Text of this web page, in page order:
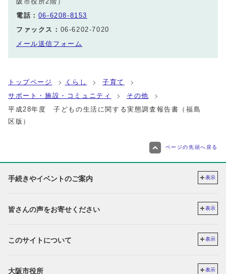
電話： 06-6208-8153
ファックス： 06-6202-7020
メール送信フォーム
トップページ くらし
子育て
サポート・施設・コミュニティ
その他
平成28年度 子どもの生活に関する実態調査報告書（福島
区版）
ページの先頭へ戻る
手続きやイベントのご案内 表示
皆さんの声をお寄せください 表示
このサイトについて 表示
大阪市役所 表示